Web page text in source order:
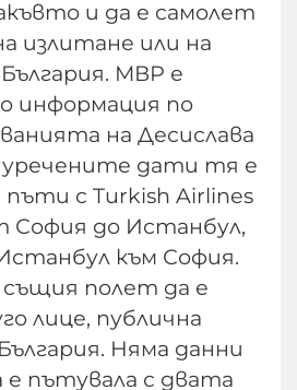
и да е самолет
излитане или на
МВР е
информация по
на Десислава
уречените дати тя е
пъти с Turkish Airlines
София до Истанбул,
към София.
полет да е
лице, публична
Няма данни
е пътувала с двата